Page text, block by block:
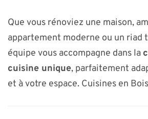
Que vous rénoviez une maison,
appartement moderne ou un riad
équipe vous accompagne dans la
cuisine unique, parfaitement
et à votre espace. Cuisines en